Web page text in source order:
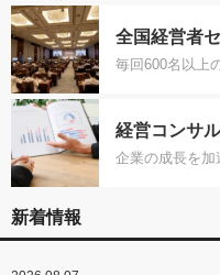
全国経営者
毎回600名以上
経営コンサ
企業の成長を加
新着情報